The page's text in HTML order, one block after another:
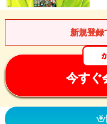
新規登録
今すぐ